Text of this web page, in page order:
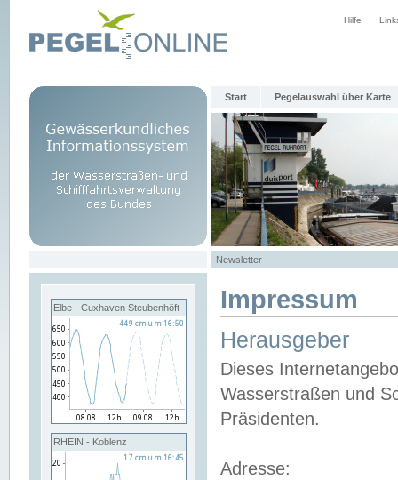
Hilfe
Start Pegelauswahl über Karte
Newsletter
Elbe - Cuxhaven Steubenhöft
RHEIN - Koblenz
Impressum
Herausgeber
Dieses
Wasserstraßen und
Präsidenten.
Adresse: